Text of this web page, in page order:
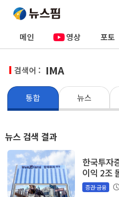
메인 영상 포토
검색어 : IMA
통합 뉴스
뉴스 검색 결과
한국투자
이익 2조
증권·금융